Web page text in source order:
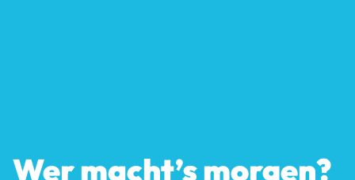
Wer macht’s morgen?